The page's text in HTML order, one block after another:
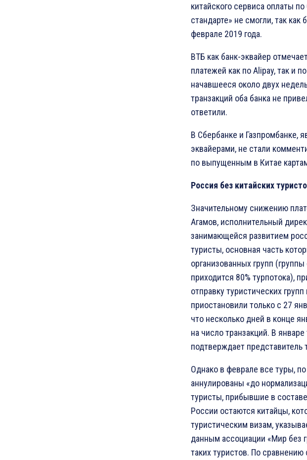
китайского сервиса оплаты
стандарте» не смогли, так
феврале 2019 года.
ВТБ как банк-эквайер
платежей как по Alipay, так и
начавшееся около двух
транзакций оба банка не
ответили.
В Сбербанке и Газпромбанке,
эквайерами, не стали
по выпущенным в Китае
Россия без китайских
Значительному снижению
Агамов, исполнительный
занимающейся развитием
туристы, основная часть
организованных групп
приходится 80% турпотока),
отправку туристических
приостановили только с 27
что несколько дней в конце
на число транзакций. В
подтверждает представитель
Однако в феврале все туры,
аннулированы «до
туристы, прибывшие в
России остаются китайцы,
туристическим визам,
данным ассоциации «Мир без
таких туристов. По